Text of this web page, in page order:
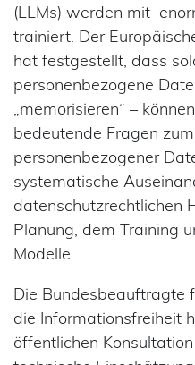
(LLMs) werden mit
trainiert. Der
hat festgestellt, dass
personenbezogene
„memorisieren“ –
bedeutende Fragen
personenbezogener
systematische
datenschutzrechtlichen
Planung, dem Training
Modelle.
Die Bundesbeauftragte
die Informationsfreiheit
öffentlichen